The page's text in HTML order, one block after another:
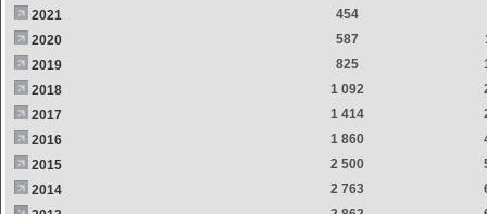
2021
454
2020
587
2019
825
2018
1 092
2017
1 414
2016
1 860
2015
2 500
2014
2 763